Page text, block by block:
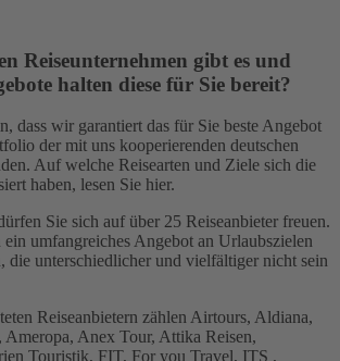
Reiseunternehmen gibt es und
halten diese für Sie bereit?
dass wir garantiert das für Sie beste Angebot
der mit uns kooperierenden deutschen
Auf welche Reisearten und Ziele sich die
haben, lesen Sie hier.
Sie sich auf über 25 Reiseanbieter freuen.
ein umfangreiches Angebot an Urlaubszielen
die unterschiedlicher und vielfältiger nicht sein
Reiseanbietern zählen Airtours, Aldiana,
Anex Tour, Attika Reisen,
Touristik, FIT, For you Travel, ITS ,